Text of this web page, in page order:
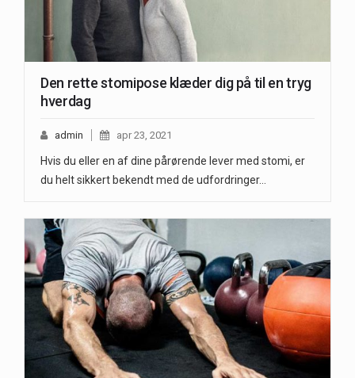
Den rette stomipose klæder dig på til en tryg
hverdag
admin apr 23, 2021
Hvis du eller en af dine pårørende lever med stomi, er
du helt sikkert bekendt med de udfordringer…